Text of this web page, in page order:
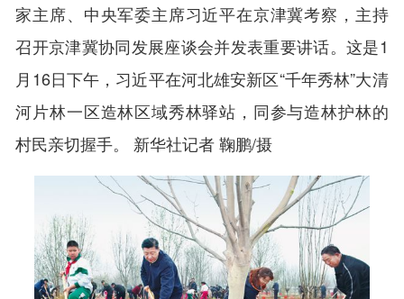
家主席、中央军委主席习近平在京津冀考察，主持
召开京津冀协同发展座谈会并发表重要讲话。这是1
月16日下午，习近平在河北雄安新区“千年秀林”大清
河片林一区造林区域秀林驿站，同参与造林护林的
村民亲切握手。 新华社记者 鞠鹏/摄